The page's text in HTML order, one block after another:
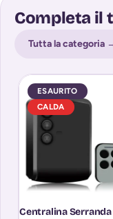
Completa il
Tutta la categoria
ESAURITO
CALDA
Centralina Serranda